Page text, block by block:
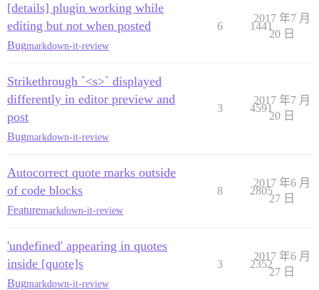
[details] plugin working while
editing but not when posted
Bugmarkdown-it-review
6 1441
2017 年7 月
20 日
Strikethrough `<s>` displayed
differently in editor preview and
post
Bugmarkdown-it-review
3 4591
2017 年7 月
20 日
Autocorrect quote marks outside
of code blocks
Featuremarkdown-it-review
8 2805
2017 年6 月
27 日
'undefined' appearing in quotes
inside [quote]s
Bugmarkdown-it-review
3 2352
2017 年6 月
27 日